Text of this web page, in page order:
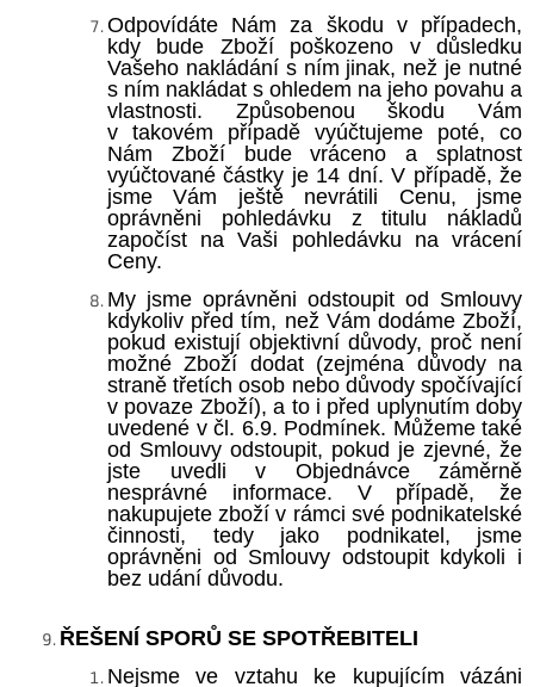
Odpovídáte Nám za škodu v případech,
kdy bude Zboží poškozeno v důsledku
Vašeho nakládání s ním jinak, než je nutné
s ním nakládat s ohledem na jeho povahu a
vlastnosti. Způsobenou škodu Vám
v takovém případě vyúčtujeme poté, co
Nám Zboží bude vráceno a splatnost
vyúčtované částky je 14 dní. V případě, že
jsme Vám ještě nevrátili Cenu, jsme
oprávněni pohledávku z titulu nákladů
započíst na Vaši pohledávku na vrácení
Ceny.
My jsme oprávněni odstoupit od Smlouvy
kdykoliv před tím, než Vám dodáme Zboží,
pokud existují objektivní důvody, proč není
možné Zboží dodat (zejména důvody na
straně třetích osob nebo důvody spočívající
v povaze Zboží), a to i před uplynutím doby
uvedené v čl. 6.9. Podmínek. Můžeme také
od Smlouvy odstoupit, pokud je zjevné, že
jste uvedli v Objednávce záměrně
nesprávné informace. V případě, že
nakupujete zboží v rámci své podnikatelské
činnosti, tedy jako podnikatel, jsme
oprávněni od Smlouvy odstoupit kdykoli i
bez udání důvodu.
ŘEŠENÍ SPORŮ SE SPOTŘEBITELI
Nejsme ve vztahu ke kupujícím vázáni